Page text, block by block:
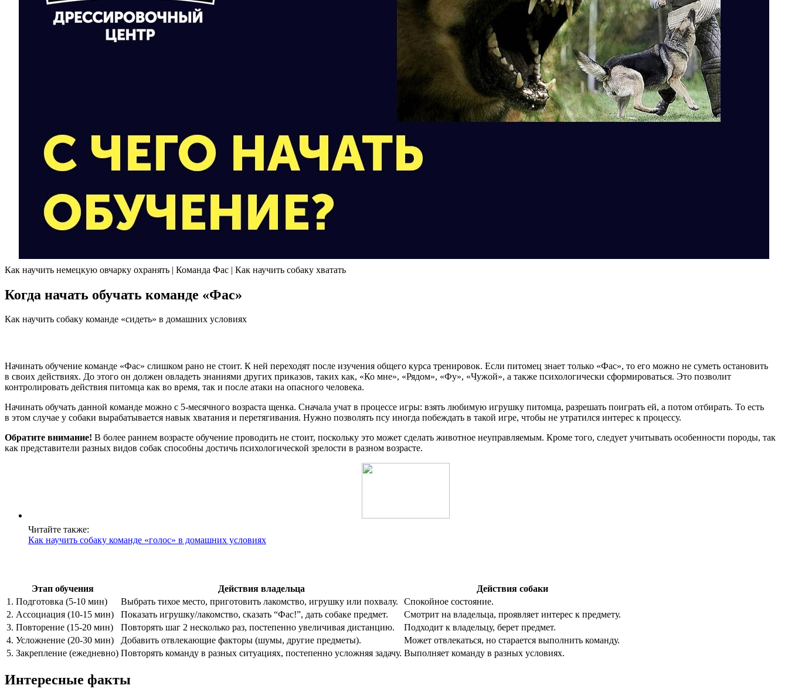
Как научить немецкую овчарку охранять | Команда Фас | Как научить собаку хватать
Когда начать обучать команде «Фас»
Как научить собаку команде «сидеть» в домашних условиях
Начинать обучение команде «Фас» слишком рано не стоит. К ней переходят после изучения общего курса тренировок. Если питомец знает только «Фас», то его можно не суметь остановить
в своих действиях. До этого он должен овладеть знаниями других приказов, таких как, «Ко мне», «Рядом», «Фу», «Чужой», а также психологически сформироваться. Это позволит
контролировать действия питомца как во время, так и после атаки на опасного человека.
Начинать обучать данной команде можно с 5-месячного возраста щенка. Сначала учат в процессе игры: взять любимую игрушку питомца, разрешать поиграть ей, а потом отбирать. То есть
в этом случае у собаки вырабатывается навык хватания и перетягивания. Нужно позволять псу иногда побеждать в такой игре, чтобы не утратился интерес к процессу.
Обратите внимание! В более раннем возрасте обучение проводить не стоит, поскольку это может сделать животное неуправляемым. Кроме того, следует учитывать особенности породы, так
как представители разных видов собак способны достичь психологической зрелости в разном возрасте.
Читайте также:
Как научить собаку команде «голос» в домашних условиях
Этап обучения Действия владельца
Действия собаки
1. Подготовка (5-10 мин)
Выбрать тихое место, приготовить лакомство, игрушку или похвалу.
Спокойное состояние.
2. Ассоциация (10-15 мин)
Показать игрушку/лакомство, сказать “Фас!”, дать собаке предмет.
Смотрит на владельца, проявляет интерес к предмету.
3. Повторение (15-20 мин)
Повторять шаг 2 несколько раз, постепенно увеличивая дистанцию.
Подходит к владельцу, берет предмет.
4. Усложнение (20-30 мин)
Добавить отвлекающие факторы (шумы, другие предметы).
Может отвлекаться, но старается выполнить команду.
5. Закрепление (ежедневно) Повторять команду в разных ситуациях, постепенно усложняя задачу. Выполняет команду в разных условиях.
Интересные факты